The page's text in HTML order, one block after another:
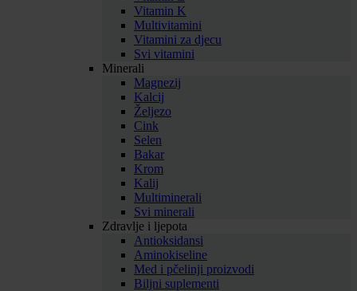
Vitamin K
Multivitamini
Vitamini za djecu
Svi vitamini
Minerali
Magnezij
Kalcij
Željezo
Cink
Selen
Bakar
Krom
Kalij
Multiminerali
Svi minerali
Zdravlje i ljepota
Antioksidansi
Aminokiseline
Med i pčelinji proizvodi
Biljni suplementi